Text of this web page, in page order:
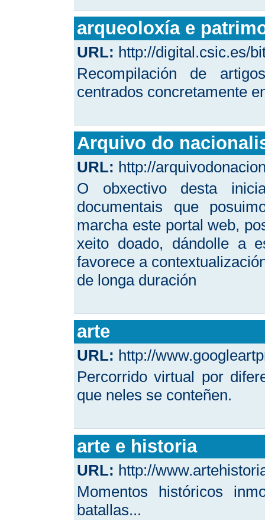
arqueoloxía e
URL: http://digital.csic.es/
Recompilación de
centrados concretamente
Arquivo do
URL: http://
O obxectivo desta
documentais que
marcha este portal web,
xeito doado, dándolle a
favorece a
de longa duración
arte
URL: http://
Percorrido virtual por
que neles se conteñen.
arte e historia
URL: http://
Momentos históricos
batallas...